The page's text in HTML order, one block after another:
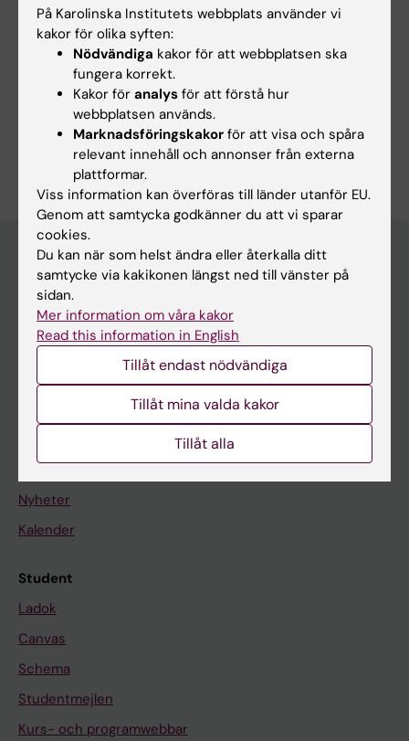
Redaktör:Ann Hagerborn
Sidan uppdaterad: 2025-10-24
Huvudmeny
Utbildning
Forskarutbildning
Forskning
På gång
Nyheter
Kalender
Student
Ladok
Canvas
Schema
Studentmejlen
Kurs- och programwebbar
På Karolinska Institutets webbplats använder vi
kakor för olika syften:
Nödvändiga kakor för att webbplatsen ska
fungera korrekt.
Kakor för analys för att förstå hur
webbplatsen används.
Marknadsföringskakor för att visa och spåra
relevant innehåll och annonser från externa
plattformar.
Viss information kan överföras till länder utanför EU.
Genom att samtycka godkänner du att vi sparar
cookies.
Du kan när som helst ändra eller återkalla ditt
samtycke via kakikonen längst ned till vänster på
sidan.
Mer information om våra kakor
Read this information in English
Tillåt endast nödvändiga
Tillåt mina valda kakor
Tillåt alla